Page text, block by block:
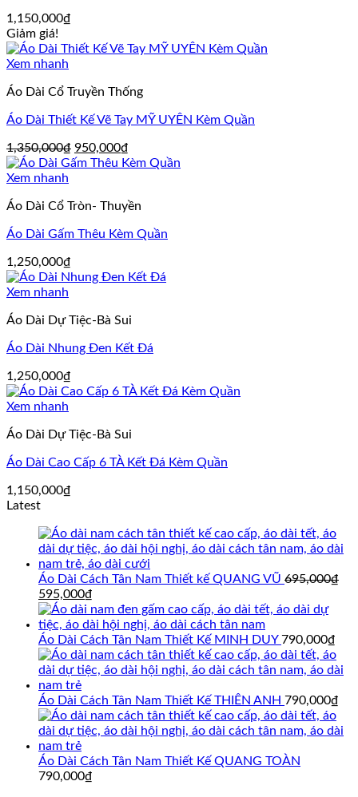
1,150,000₫
Giảm giá!
Xem nhanh
Áo Dài Cổ Truyền Thống
Áo Dài Thiết Kế Vẽ Tay MỸ UYÊN Kèm Quần
1,350,000₫ Giá
gốc
950,000₫
hiện
950,000₫.
Xem nhanh
Áo Dài Cổ Tròn- Thuyền
Áo Dài Gấm Thêu Kèm Quần
1,250,000₫
Xem nhanh
Áo Dài Dự Tiệc-Bà Sui
Áo Dài Nhung Đen Kết Đá
1,250,000₫
Xem nhanh
Áo Dài Dự Tiệc-Bà Sui
Áo Dài Cao Cấp 6 TÀ Kết Đá Kèm Quần
1,150,000₫
Latest
Áo Dài Cách Tân Nam Thiết kế QUANG VŨ 695,000₫
Giá
gốc
là:
695,000₫.
595,000₫
hiện
tại
là:
595,000₫.
Áo Dài Cách Tân Nam Thiết Kế MINH DUY 790,000₫
Áo Dài Cách Tân Nam Thiết Kế THIÊN ANH 790,000₫
Áo Dài Cách Tân Nam Thiết Kế QUANG TOÀN
790,000₫